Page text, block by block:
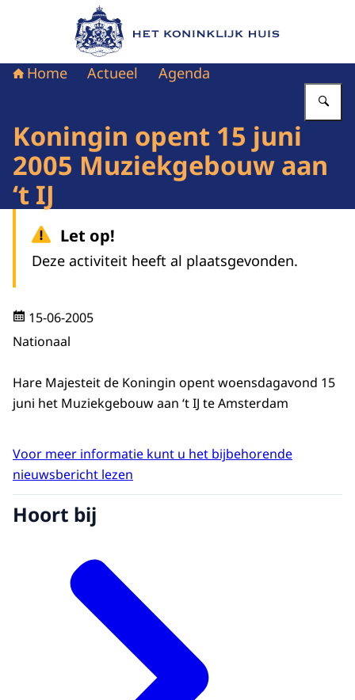
Naar de homepage van Het Koninklijk Huis
Home Actueel Agenda
Koningin opent 15 juni
2005 Muziekgebouw aan
‘t IJ
Let op!
Deze activiteit heeft al plaatsgevonden.
15-06-2005
Nationaal
Hare Majesteit de Koningin opent woensdagavond 15
juni het Muziekgebouw aan ‘t IJ te Amsterdam
Voor meer informatie kunt u het bijbehorende
nieuwsbericht lezen
Hoort bij